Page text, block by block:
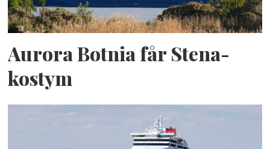
Aurora Botnia får Stena-
kostym